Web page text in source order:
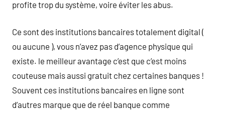
profite trop du système, voire éviter les abus.
Ce sont des institutions bancaires totalement digital (
ou aucune ), vous n’avez pas d’agence physique qui
existe. le meilleur avantage c’est que c’est moins
couteuse mais aussi gratuit chez certaines banques !
Souvent ces institutions bancaires en ligne sont
d’autres marque que de réel banque comme